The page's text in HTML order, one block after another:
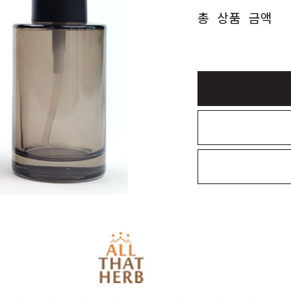
총 상품 금액